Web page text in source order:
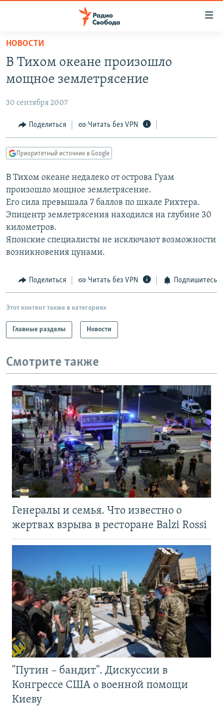
упрощенного
доступа
основному
Вернутся
главной
навигации
Вернутся
поиску
ЦИТАТЫ СВОБОДЫ
МНЕНИЯ
IDEL.РЕАЛИИ
КАВКАЗ.РЕАЛИИ
СЕВЕР.РЕАЛИИ
СИБИРЬ.РЕАЛИИ
РАСПИСАНИЕ ВЕЩАНИЯ
ПОДПИШИТЕСЬ НА РАССЫЛКУ
СОЦИАЛЬНЫЕ СЕТИ
НОВОСТИ
В Тихом океане произошло
мощное землетрясение
30 сентября 2007
Поделиться Читать без VPN
Приоритетный источник в Google
В Тихом океане недалеко от острова Гуам
произошло мощное землетрясение.
Его сила превышала 7 баллов по шкале Рихтера.
Эпицентр землетрясения находился на глубине 30
километров.
Японские специалисты не исключают возможности
возникновения цунами.
Поделиться Читать без VPN Подпишитесь
Этот контент также в категориях
Главные разделы Новости
Смотрите также
Генералы и семья. Что известно о
жертвах взрыва в ресторане Balzi Rossi
"Путин – бандит". Дискуссии в
Конгрессе США о военной помощи
Киеву